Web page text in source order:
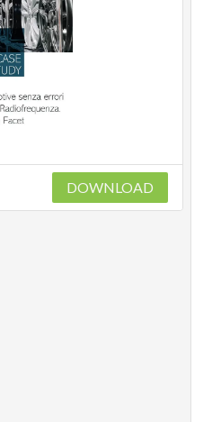
DOWNLOAD